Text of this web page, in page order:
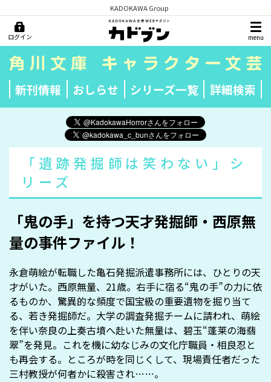
KADOKAWA Group
ログイン menu
新刊情報 おしらせ シリーズ一覧 詳細検索
「遺跡発掘師は笑わない」シ
リーズ
「鬼の手」を持つ天才発掘師・西原無
量の事件ファイル！
永倉萌絵が転職した亀石発掘派遣事務所には、ひとりの天
才がいた。西原無量、21歳。右手に宿る“鬼の手”の力に依
るものか、驚異的な頻度で国宝級の重要遺物を掘り当て
る、若き発掘師だ。大学の調査発掘チームに請われ、萌絵
を伴い奈良の上奏古墳へ赴いた無量は、碧玉“蓬莱の海翡
翠”を発見。これを機に幼なじみの文化庁職員・相良忍と
も再会する。ところが時を同じくして、現場責任者だった
三村教授が何者かに殺害され……。